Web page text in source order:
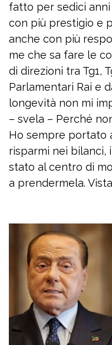
fatto per sedici anni
con più prestigio e
anche con più
me che sa fare le
di direzioni tra Tg1,
Parlamentari Rai e
longevità non mi
– svela – Perché
Ho sempre portato
risparmi nei bilanci,
stato al centro di
a prendermela.